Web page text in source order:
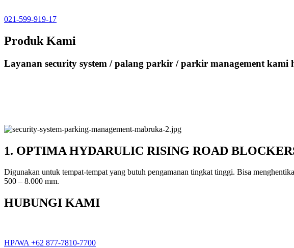
021-599-919-17
Produk Kami
Layanan security system / palang parkir / parkir management
1. OPTIMA HYDARULIC RISING ROAD
Digunakan untuk tempat-tempat yang butuh pengamanan tingkat tinggi. Bisa
500 – 8.000 mm.
HUBUNGI KAMI
HP/WA +62 877-7810-7700